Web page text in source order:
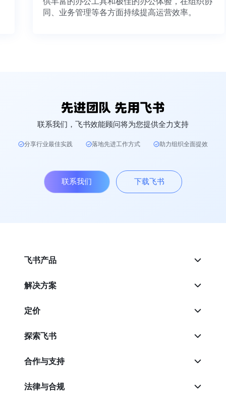
同、业务管理等各方面持续提高运营效率。
联系我们，飞书效能顾问将为您提供全力支持
分享行业最佳实践 落地先进工作方式 助力组织全面提效
联系我们 下载飞书
飞书产品
解决方案
定价
探索飞书
合作与支持
法律与合规